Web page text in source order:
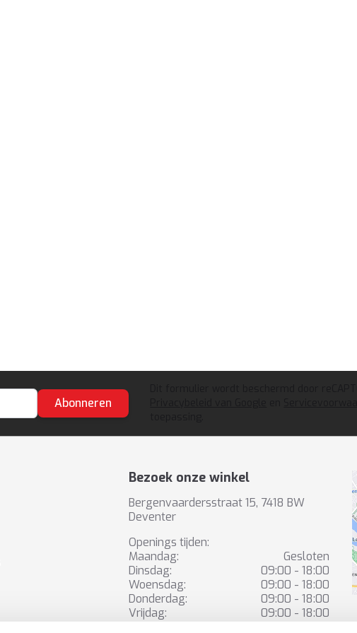
Abonneren
Bezoek onze winkel
Bergenvaardersstraat 15, 7418 BW
Deventer
Openings tijden:
Maandag:
Gesloten
Dinsdag:
09:00 - 18:00
Woensdag:
09:00 - 18:00
Donderdag:
09:00 - 18:00
Vrijdag:
09:00 - 18:00